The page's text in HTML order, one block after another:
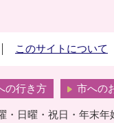
このサイトについて
の行き方 市への
日曜・祝日・年末年